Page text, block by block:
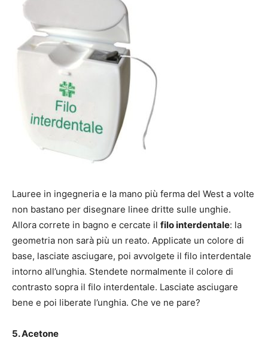
Lauree in ingegneria e la mano più ferma del West a volte
non bastano per disegnare linee dritte sulle unghie.
Allora correte in bagno e cercate il filo interdentale: la
geometria non sarà più un reato. Applicate un colore di
base, lasciate asciugare, poi avvolgete il filo interdentale
intorno all’unghia. Stendete normalmente il colore di
contrasto sopra il filo interdentale. Lasciate asciugare
bene e poi liberate l’unghia. Che ve ne pare?
5. Acetone